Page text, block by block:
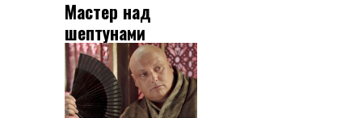
Мастер над
шептунами